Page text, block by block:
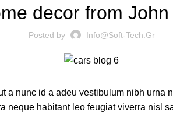
decor from
Posted by Info@soft-Tech.gr
a nunc id a adeu vestibulum nibh urna
neque habitant leo feugiat viverra nisl